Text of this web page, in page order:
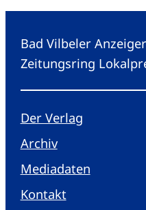
Bad Vilbeler
Zeitungsring
Der Verlag
Archiv
Mediadaten
Kontakt